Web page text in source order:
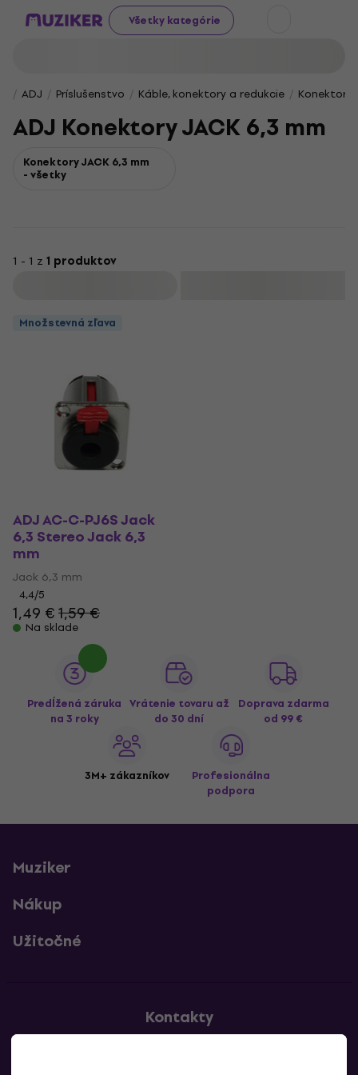
Všetky kategórie
ADJ Príslušenstvo Káble, konektory a redukcie Konektory
ADJ Konektory JACK 6,3 mm
Konektory JACK 6,3 mm
- všetky
1 - 1 z 1 produktov
Množstevná zľava
ADJ AC-C-PJ6S Jack
6,3 Stereo Jack 6,3
mm
Jack 6,3 mm
4,4/5
1,49 €1,59 €
Na sklade
Predĺžená záruka
na 3 roky
Vrátenie tovaru až
do 30 dní
Doprava zdarma
od 99 €
3M+ zákazníkov
Profesionálna
podpora
Muziker
Nákup
Užitočné
Kontakty